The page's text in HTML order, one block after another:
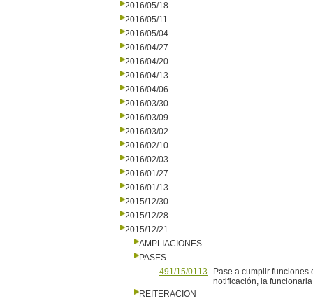
2016/05/18
2016/05/11
2016/05/04
2016/04/27
2016/04/20
2016/04/13
2016/04/06
2016/03/30
2016/03/09
2016/03/02
2016/02/10
2016/02/03
2016/01/27
2016/01/13
2015/12/30
2015/12/28
2015/12/21
AMPLIACIONES
PASES
491/15/0113
Pase a cumplir funciones
notificación, la
REITERACION